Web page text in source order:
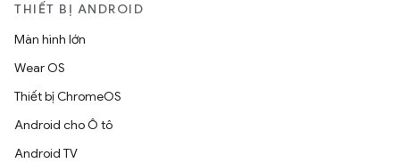
THIẾT BỊ ANDROID
Màn hình lớn
Wear OS
Thiết bị ChromeOS
Android cho Ô tô
Android TV